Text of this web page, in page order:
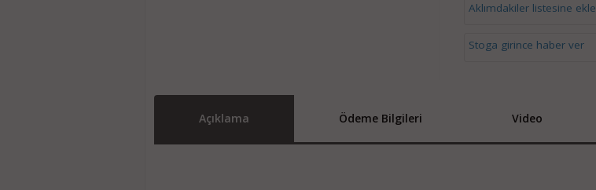
Aklımdakiler listesine ekle
Stoga girince haber ver
Açıklama Ödeme Bilgileri Video